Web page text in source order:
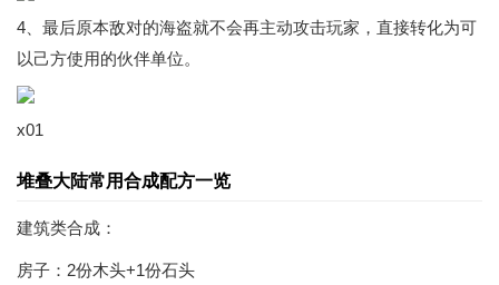
4、最后原本敌对的海盗就不会再主动攻击玩家，直接转化为可
以己方使用的伙伴单位。
x01
堆叠大陆常用合成配方一览
建筑类合成：
房子：2份木头+1份石头